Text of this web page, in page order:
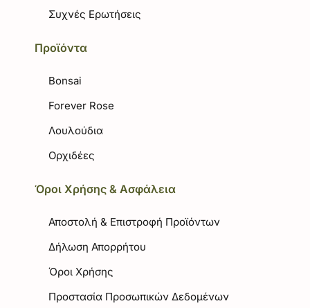
Συχνές Ερωτήσεις
Προϊόντα
Bonsai
Forever Rose
Λουλούδια
Ορχιδέες
Όροι Χρήσης & Ασφάλεια
Αποστολή & Επιστροφή Προϊόντων
Δήλωση Απορρήτου
Όροι Χρήσης
Προστασία Προσωπικών Δεδομένων